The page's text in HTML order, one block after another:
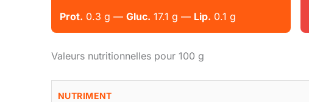
Prot. 0.3 g — Gluc. 17.1 g — Lip. 0.1 g
Valeurs nutritionnelles pour 100 g
NUTRIMENT